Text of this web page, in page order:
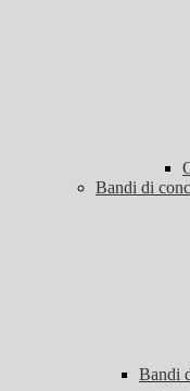
Bandi di
Bandi